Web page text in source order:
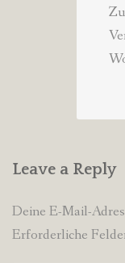
Leave a Reply
Deine E-Mail-
Erforderliche